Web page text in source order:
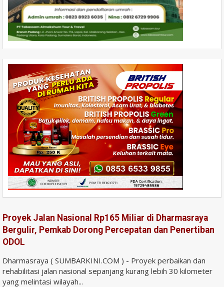
Proyek Jalan Nasional Rp165 Miliar di Dharmasraya
Bergulir, Pemkab Dorong Percepatan dan Penertiban
ODOL
Dharmasraya ( SUMBARKINI.COM ) - Proyek perbaikan dan
rehabilitasi jalan nasional sepanjang kurang lebih 30 kilometer
yang melintasi wilayah...